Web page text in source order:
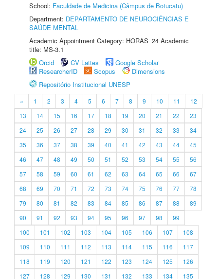
School: Faculdade de Medicina (Câmpus de Botucatu)
Department: DEPARTAMENTO DE NEUROCIÊNCIAS E
SAÚDE MENTAL
Academic Appointment Category: HORAS_24 Academic
title: MS-3.1
Orcid
CV Lattes
Google Scholar
ResearcherID
Scopus
Dimensions
Repositório Institucional UNESP
« 1 2 3 4 5 6 7 8 9 10 11
12
13
14 15 16 17 18 19 20 21 22
23
24
25 26 27 28 29 30 31 32 33
34
35
36 37 38 39 40 41 42 43 44
45
46
47 48 49 50 51 52 53 54 55
56
57
58 59 60 61 62 63 64 65 66
67
68
69 70 71 72 73 74 75 76 77
78
79
80 81 82 83 84 85 86 87 88
89
90
91 92 93 94 95 96 97 98
99
100
101 102 103 104 105 106 107
108
109
110 111 112 113 114 115 116
117
118
119 120 121 122 123 124 125
126
127
128 129 130 131 132 133 134
135